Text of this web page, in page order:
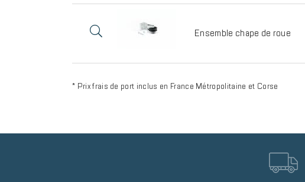
Ensemble chape de roue
* Prix frais de port inclus en France Métropolitaine et Corse